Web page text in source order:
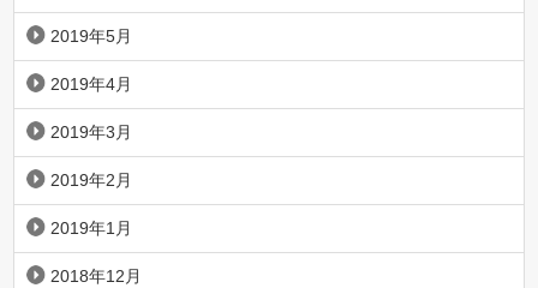
2019年5月
2019年4月
2019年3月
2019年2月
2019年1月
2018年12月